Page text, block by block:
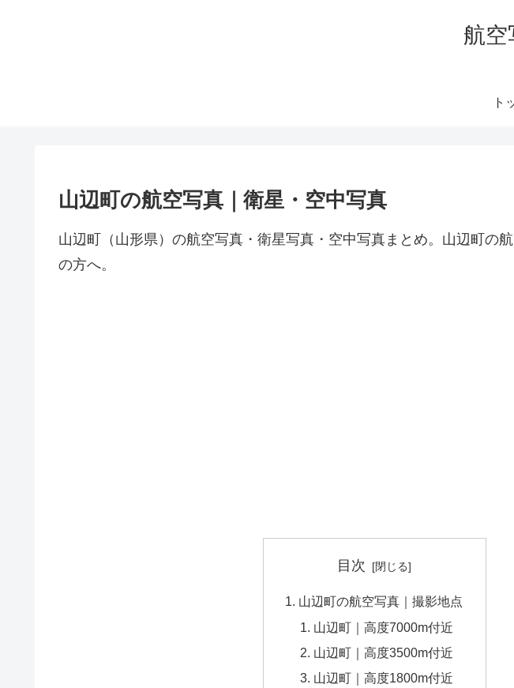
航空
ト
山辺町の航空写真｜衛星・空中写真
山辺町（山形県）の航空写真・衛星写真・空中写真まとめ。山辺町の
の方へ。
目次
山辺町の航空写真｜撮影地点
山辺町｜高度7000m付近
山辺町｜高度3500m付近
山辺町｜高度1800m付近